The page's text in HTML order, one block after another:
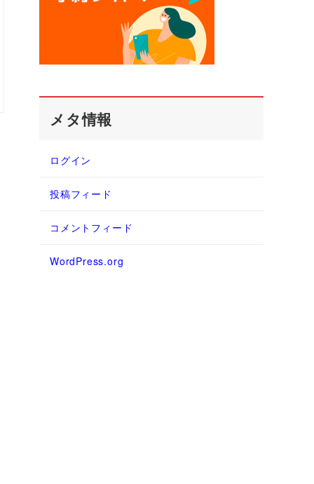
メタ情報
ログイン
投稿フィード
コメントフィード
WordPress.org